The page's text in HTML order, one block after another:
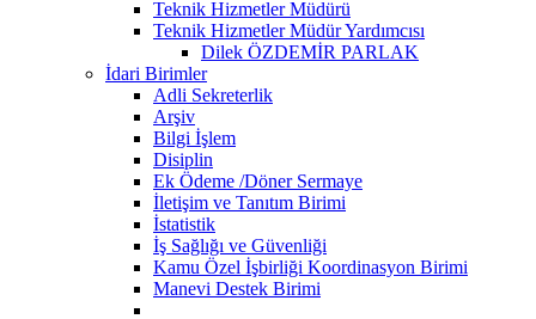
Teknik Hizmetler Müdürü
Teknik Hizmetler Müdür Yardımcısı
Dilek ÖZDEMİR PARLAK
İdari Birimler
Adli Sekreterlik
Arşiv
Bilgi İşlem
Disiplin
Ek Ödeme /Döner Sermaye
İletişim ve Tanıtım Birimi
İstatistik
İş Sağlığı ve Güvenliği
Kamu Özel İşbirliği Koordinasyon Birimi
Manevi Destek Birimi